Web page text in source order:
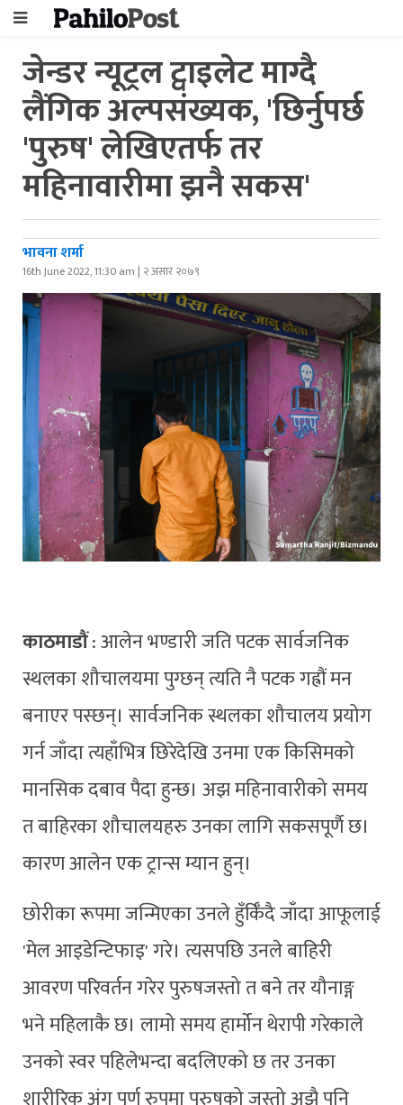
जेन्डर न्यूट्रल ट्वाइलेट माग्दै
लैंगिक अल्पसंख्यक, 'छिर्नुपर्छ
'पुरुष' लेखिएतर्फ तर
महिनावारीमा झनै सकस'
भावना शर्मा
16th June 2022, 11:30 am | २ असार २०७९
काठमाडौं: आलेन भण्डारी जति पटक सार्वजनिक
स्थलका शौचालयमा पुग्छन् त्यति नै पटक गह्रौं मन
बनाएर पस्छन्। सार्वजनिक स्थलका शौचालय प्रयोग
गर्न जाँदा त्यहाँभित्र छिरेदेखि उनमा एक किसिमको
मानसिक दबाव पैदा हुन्छ। अझ महिनावारीको समय
त बाहिरका शौचालयहरु उनका लागि सकसपूर्णै छ।
कारण आलेन एक ट्रान्स म्यान हुन्।
छोरीका रूपमा जन्मिएका उनले हुँर्किँदै जाँदा आफूलाई
'मेल आइडेन्टिफाइ' गरे। त्यसपछि उनले बाहिरी
आवरण परिवर्तन गरेर पुरुषजस्तो त बने तर यौनाङ्ग
भने महिलाकै छ। लामो समय हार्मोन थेरापी गरेकाले
उनको स्वर पहिलेभन्दा बदलिएको छ तर उनका